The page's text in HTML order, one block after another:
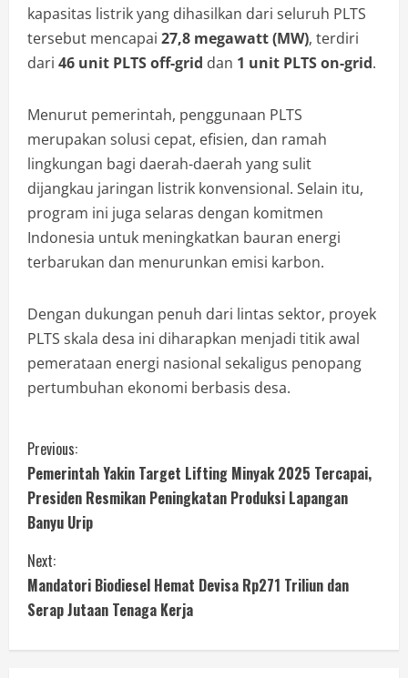
kapasitas listrik yang dihasilkan dari seluruh PLTS
tersebut mencapai 27,8 megawatt (MW), terdiri
dari 46 unit PLTS off-grid dan 1 unit PLTS on-grid.
Menurut pemerintah, penggunaan PLTS
merupakan solusi cepat, efisien, dan ramah
lingkungan bagi daerah-daerah yang sulit
dijangkau jaringan listrik konvensional. Selain itu,
program ini juga selaras dengan komitmen
Indonesia untuk meningkatkan bauran energi
terbarukan dan menurunkan emisi karbon.
Dengan dukungan penuh dari lintas sektor, proyek
PLTS skala desa ini diharapkan menjadi titik awal
pemerataan energi nasional sekaligus penopang
pertumbuhan ekonomi berbasis desa.
Previous:
Pemerintah Yakin Target Lifting Minyak 2025 Tercapai,
Presiden Resmikan Peningkatan Produksi Lapangan
Banyu Urip
Next:
Mandatori Biodiesel Hemat Devisa Rp271 Triliun dan
Serap Jutaan Tenaga Kerja